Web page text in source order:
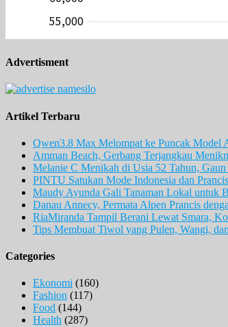
Advertisment
Artikel Terbaru
Qwen3.8 Max Melompat ke Puncak Model
Amman Beach, Gerbang Terjangkau
Melanie C Menikah di Usia 52 Tahun,
PINTU Satukan Mode Indonesia dan
Maudy Ayunda Gali Tanaman Lokal untuk
Danau Annecy, Permata Alpen Prancis
RiaMiranda Tampil Berani Lewat Smara,
Tips Membuat Tiwol yang Pulen, Wangi,
Categories
Ekonomi (160)
Fashion (117)
Food (144)
Health (287)